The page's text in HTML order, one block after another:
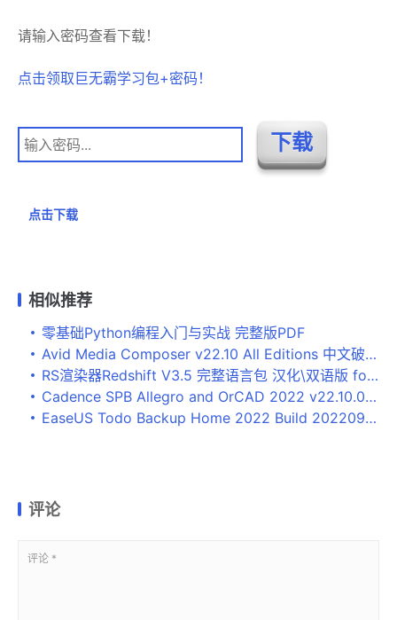
请输入密码查看下载！
点击领取巨无霸学习包+密码！
点击下载
相似推荐
零基础Python编程入门与实战 完整版PDF
Avid Media Composer v22.10 All Editions 中文破解版(附安装教程) x64
RS渲染器Redshift V3.5 完整语言包 汉化\双语版 for C4D R26/R25
Cadence SPB Allegro and OrCAD 2022 v22.10.000 最新免费破解版(附安装教程)
EaseUS Todo Backup Home 2022 Build 20220916 +WinPE 中文激活版
评论